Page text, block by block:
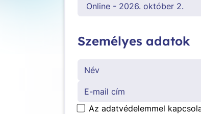
Online - 2026. október 2.
Személyes adatok
Az adatvédelemmel